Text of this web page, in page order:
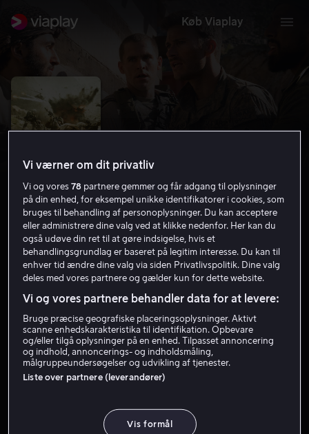
Køb Viaplay
The Outpost
6.8 Action 2019 1 t. 58 min
15 år
Lej 59 kr
Køb 149 kr
Den sande historie om slaget ved Kamdesh,
Den sande historie om slaget ved Kamdesh,
Afghanistan, hvor 53 amerikanske soldater blev
Vi værner om dit privatliv
Vi og vores78 partnere gemmer og får adgang til oplysninger
på din enhed, for eksempel unikke identifikatorer i cookies, som
bruges til behandling af personoplysninger. Du kan acceptere
eller administrere dine valg ved at klikke nedenfor. Her kan du
også udøve din ret til at gøre indsigelse, hvis et
behandlingsgrundlag er baseret på legitim interesse. Du kan til
enhver tid ændre dine valg via siden Privatlivspolitik. Dine valg
deles med vores partnere og gælder kun for dette website.
Vi og vores partnere behandler data for at levere:
Bruge præcise geografiske placeringsoplysninger. Aktivt
scanne enhedskarakteristika til identifikation. Opbevare
og/eller tilgå oplysninger på en enhed. Tilpasset annoncering
og indhold, annoncerings- og indholdsmåling,
målgruppeundersøgelser og udvikling af tjenester.
Liste over partnere (leverandører)
Vis formål